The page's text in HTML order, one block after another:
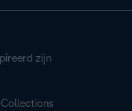
zijn
Collections